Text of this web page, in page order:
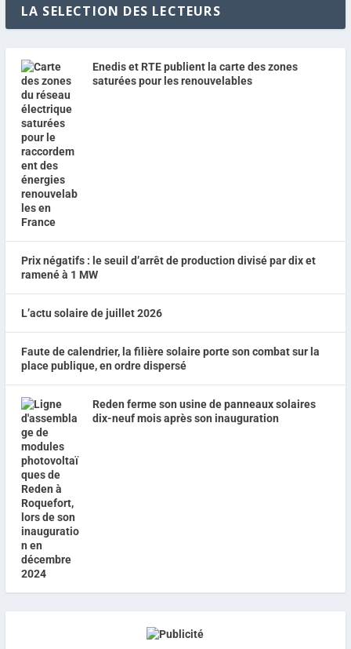
LA SELECTION DES LECTEURS
Enedis et RTE publient la carte des zones
saturées pour les renouvelables
Prix négatifs : le seuil d’arrêt de production divisé par dix et
ramené à 1 MW
L’actu solaire de juillet 2026
Faute de calendrier, la filière solaire porte son combat sur la
place publique, en ordre dispersé
Reden ferme son usine de panneaux solaires
dix-neuf mois après son inauguration